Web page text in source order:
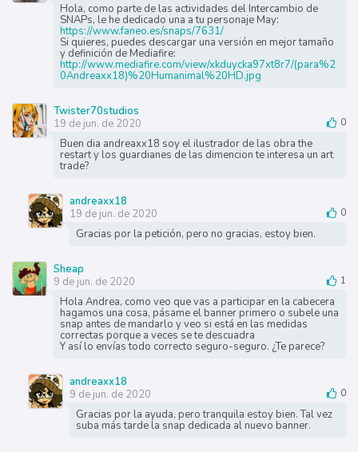
Hola, como parte de las actividades del Intercambio de
SNAPs, le he dedicado una a tu personaje May:
https://www.faneo.es/snaps/7631/
Si quieres, puedes descargar una versión en mejor tamaño
y definición de Mediafire:
http://www.mediafire.com/view/xkduycka97xt8r7/(para%2
0Andreaxx18)%20Humanimal%20HD.jpg
Twister70studios
19 de jun. de 2020
0
Buen dia andreaxx18 soy el ilustrador de las obra the
restart y los guardianes de las dimencion te interesa un art
trade?
andreaxx18
19 de jun. de 2020
0
Gracias por la petición, pero no gracias, estoy bien.
Sheap
9 de jun. de 2020
1
Hola Andrea, como veo que vas a participar en la cabecera
hagamos una cosa, pásame el banner primero o subele una
snap antes de mandarlo y veo si está en las medidas
correctas porque a veces se te descuadra
Y así lo envías todo correcto seguro-seguro. ¿Te parece?
andreaxx18
9 de jun. de 2020
0
Gracias por la ayuda, pero tranquila estoy bien. Tal vez
suba más tarde la snap dedicada al nuevo banner.